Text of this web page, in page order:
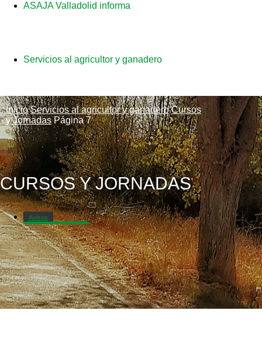
ASAJA Valladolid informa
Servicios al agricultor y ganadero
Inicio Servicios al agricultor y ganadero Cursos
y Jornadas Página 7
CURSOS Y JORNADAS
Avisos
Cursos y Jornadas